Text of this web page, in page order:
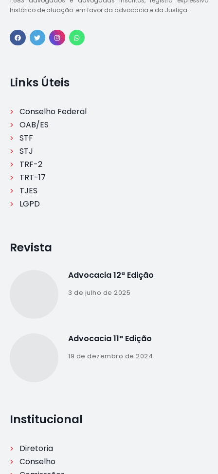
histórico de atuação em favor da advocacia e da Justiça.
Links Úteis
Conselho Federal
OAB/ES
STF
STJ
TRF-2
TRT-17
TJES
LGPD
Revista
Advocacia 12ª Edição
3 de julho de 2025
Advocacia 11ª Edição
19 de dezembro de 2024
Institucional
Diretoria
Conselho